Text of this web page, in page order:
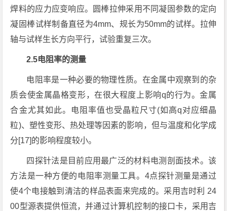
焊料的应力应变响应。圆棒拉伸采用不同凝固参数的定向
凝固棒试样制备直径为4mm、规长为50mm的试样。拉伸
轴与试样生长方向平行，试验重复三次。
2.5电阻率的测量
电阻率是一种必要的物理性质。在金属中观察到的杂
质会使金属晶格变形，在很大程度上影响q的行为。金属
合金尤其如此。电阻率值也受晶粒尺寸(如高q对应细晶
粒)、塑性变形、热处理等因素的影响，但与温度和化学成
分[17]的影响程度较小。
四探针法是目前应用最广泛的材料电测剖面技术。该
方法是一种方便的电阻率测量工具。4点探针测量是通过
使4个电接触到清洁的样品表面来完成的。采用吉时利 24
00型源表提供恒流，并通过计算机控制的接口卡，采用吉